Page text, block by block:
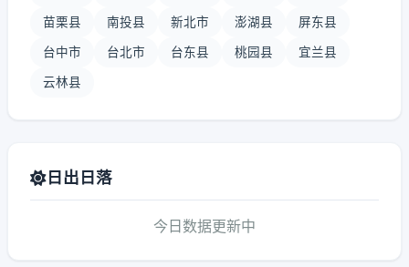
苗栗县 南投县 新北市 澎湖县 屏东县
台中市 台北市 台东县 桃园县 宜兰县
云林县
日出日落
今日数据更新中